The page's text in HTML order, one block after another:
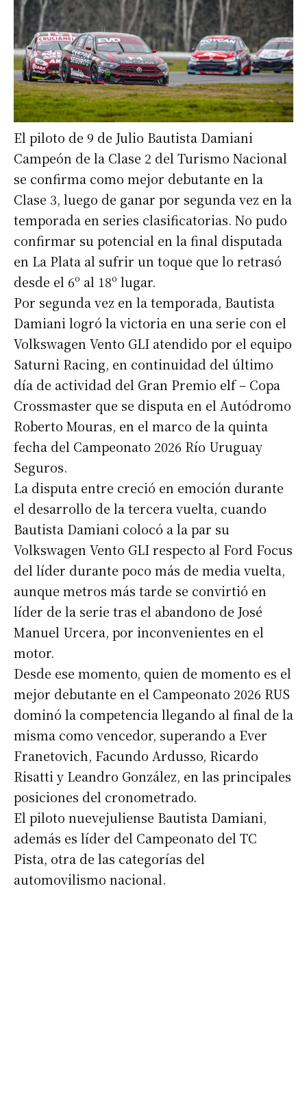
El piloto de 9 de Julio Bautista Damiani
Campeón de la Clase 2 del Turismo Nacional
se confirma como mejor debutante en la
Clase 3, luego de ganar por segunda vez en la
temporada en series clasificatorias. No pudo
confirmar su potencial en la final disputada
en La Plata al sufrir un toque que lo retrasó
desde el 6º al 18º lugar.
Por segunda vez en la temporada, Bautista
Damiani logró la victoria en una serie con el
Volkswagen Vento GLI atendido por el equipo
Saturni Racing, en continuidad del último
día de actividad del Gran Premio elf – Copa
Crossmaster que se disputa en el Autódromo
Roberto Mouras, en el marco de la quinta
fecha del Campeonato 2026 Río Uruguay
Seguros.
La disputa entre creció en emoción durante
el desarrollo de la tercera vuelta, cuando
Bautista Damiani colocó a la par su
Volkswagen Vento GLI respecto al Ford Focus
del líder durante poco más de media vuelta,
aunque metros más tarde se convirtió en
líder de la serie tras el abandono de José
Manuel Urcera, por inconvenientes en el
motor.
Desde ese momento, quien de momento es el
mejor debutante en el Campeonato 2026 RUS
dominó la competencia llegando al final de la
misma como vencedor, superando a Ever
Franetovich, Facundo Ardusso, Ricardo
Risatti y Leandro González, en las principales
posiciones del cronometrado.
El piloto nuevejuliense Bautista Damiani,
además es líder del Campeonato del TC
Pista, otra de las categorías del
automovilismo nacional.